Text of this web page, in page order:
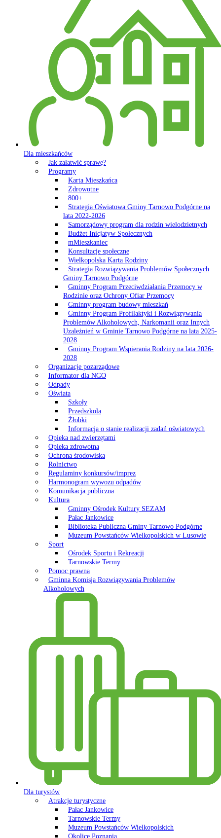
Dla mieszkańców
Jak załatwić sprawę?
Programy
Karta Mieszkańca
Zdrowotne
800+
Strategia Oświatowa Gminy Tarnowo Podgórne na
lata 2022-2026
Samorządowy program dla rodzin wielodzietnych
Budżet Inicjatyw Społecznych
mMieszkaniec
Konsultacje społeczne
Wielkopolska Karta Rodziny
Strategia Rozwiązywania Problemów Społecznych
Gminy Tarnowo Podgórne
Gminny Program Przeciwdziałania Przemocy w
Rodzinie oraz Ochrony Ofiar Przemocy
Gminny program budowy mieszkań
Gminny Program Profilaktyki i Rozwiązywania
Problemów Alkoholowych, Narkomanii oraz Innych
Uzależnień w Gminie Tarnowo Podgórne na lata 2025-
2028
Gminny Program Wspierania Rodziny na lata 2026-
2028
Organizacje pozarządowe
Informator dla NGO
Odpady
Oświata
Szkoły
Przedszkola
Żłobki
Informacja o stanie realizacji zadań oświatowych
Opieka nad zwierzętami
Opieka zdrowotna
Ochrona środowiska
Rolnictwo
Regulaminy konkursów/imprez
Harmonogram wywozu odpadów
Komunikacja publiczna
Kultura
Gminny Ośrodek Kultury SEZAM
Pałac Jankowice
Biblioteka Publiczna Gminy Tarnowo Podgórne
Muzeum Powstańców Wielkopolskich w Lusowie
Sport
Ośrodek Sportu i Rekreacji
Tarnowskie Termy
Pomoc prawna
Gminna Komisja Rozwiązywania Problemów
Alkoholowych
Dla turystów
Atrakcje turystyczne
Pałac Jankowice
Tarnowskie Termy
Muzeum Powstańców Wielkopolskich
Okolice Poznania